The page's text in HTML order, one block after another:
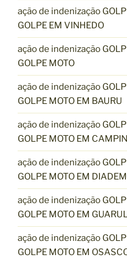
ação de indenização
GOLPE EM VINHEDO
ação de indenização
GOLPE MOTO
ação de indenização
GOLPE MOTO EM BAURU
ação de indenização
GOLPE MOTO EM
ação de indenização
GOLPE MOTO EM
ação de indenização
GOLPE MOTO EM
ação de indenização
GOLPE MOTO EM